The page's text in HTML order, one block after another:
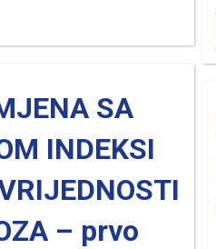
SA
INDEKSI
– prvo